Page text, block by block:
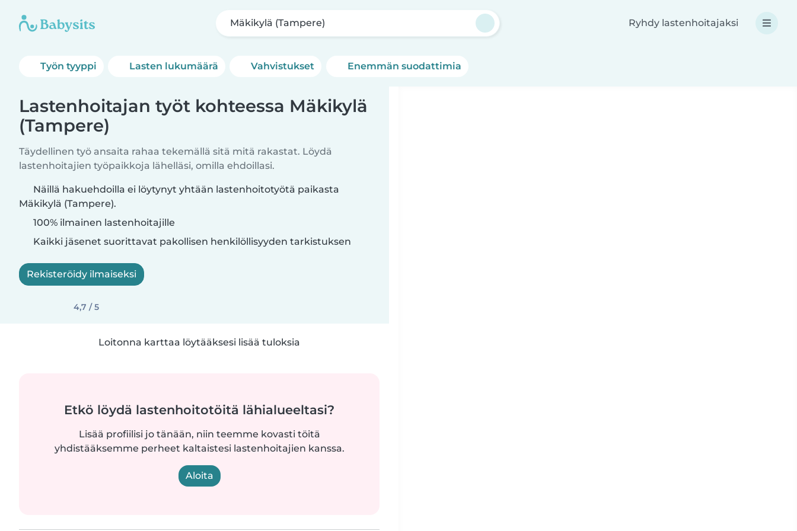
Mäkikylä (Tampere) Ryhdy lastenhoitajaksi
Työn tyyppi Lasten lukumäärä Vahvistukset Enemmän suodattimia
Lastenhoitajan työt kohteessa Mäkikylä
(Tampere)
Täydellinen työ ansaita rahaa tekemällä sitä mitä rakastat. Löydä
lastenhoitajien työpaikkoja lähelläsi, omilla ehdoillasi.
Näillä hakuehdoilla ei löytynyt yhtään lastenhoitotyötä paikasta
Mäkikylä (Tampere).
100% ilmainen lastenhoitajille
Kaikki jäsenet suorittavat pakollisen henkilöllisyyden tarkistuksen
Rekisteröidy ilmaiseksi
4,7 / 5
Loitonna karttaa löytääksesi lisää tuloksia
Etkö löydä lastenhoitotöitä lähialueeltasi?
Lisää profiilisi jo tänään, niin teemme kovasti töitä
yhdistääksemme perheet kaltaistesi lastenhoitajien kanssa.
Aloita